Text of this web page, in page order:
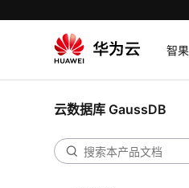
智
云数据库 GaussDB